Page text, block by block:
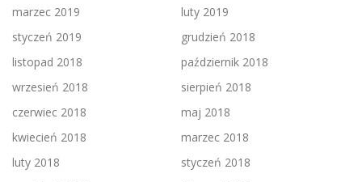
marzec 2019
luty 2019
styczeń 2019
grudzień 2018
listopad 2018
październik 2018
wrzesień 2018
sierpień 2018
czerwiec 2018
maj 2018
kwiecień 2018
marzec 2018
luty 2018
styczeń 2018